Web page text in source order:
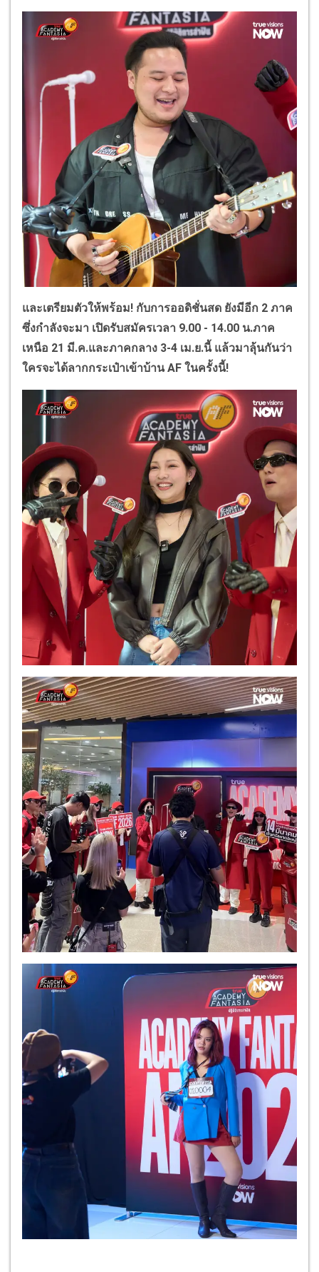
และเตรียมตัวให้พร้อม! กับการออดิชั่นสด ยังมีอีก 2 ภาค
ซึ่งกำลังจะมา เปิดรับสมัครเวลา 9.00 - 14.00 น.ภาค
เหนือ 21 มี.ค.และภาคกลาง 3-4 เม.ย.นี้ แล้วมาลุ้นกันว่า
ใครจะได้ลากกระเป๋าเข้าบ้าน AF ในครั้งนี้!